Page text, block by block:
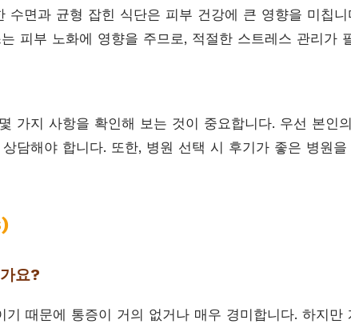
수면과 균형 잡힌 식단은 피부 건강에 큰 영향을 미칩니
피부 노화에 영향을 주므로, 적절한 스트레스 관리가
가지 사항을 확인해 보는 것이 중요합니다. 우선 본인
담해야 합니다. 또한, 병원 선택 시 후기가 좋은 병원
요?
기 때문에 통증이 거의 없거나 매우 경미합니다. 하지만